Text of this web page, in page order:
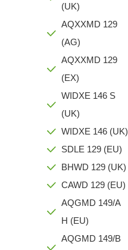
(UK)
AQXXMD 129
(AG)
AQXXMD 129
(EX)
WIDXE 146 S
(UK)
WIDXE 146 (UK)
SDLE 129 (EU)
BHWD 129 (UK)
CAWD 129 (EU)
AQGMD 149/A
H (EU)
AQGMD 149/B